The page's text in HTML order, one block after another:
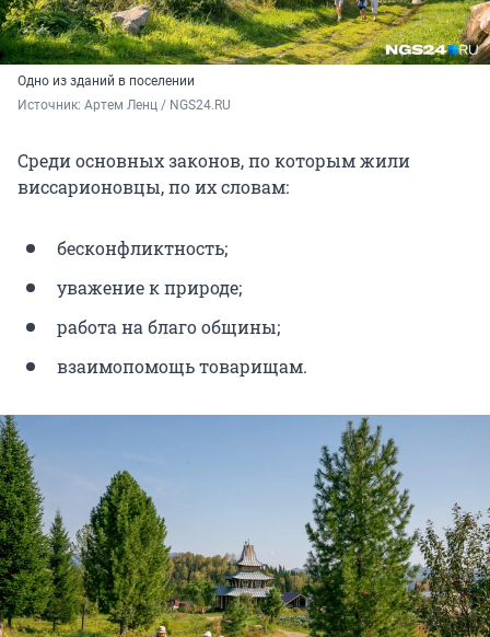
Одно из зданий в поселении
Источник: Артем Ленц / NGS24.RU
Среди основных законов, по которым жили
виссарионовцы, по их словам:
бесконфликтность;
уважение к природе;
работа на благо общины;
взаимопомощь товарищам.